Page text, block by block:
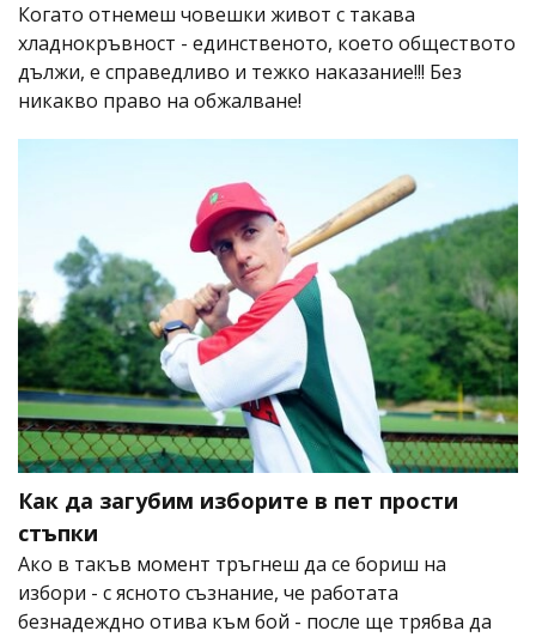
Когато отнемеш човешки живот с такава
хладнокръвност - единственото, което обществото
дължи, е справедливо и тежко наказание!!! Без
никакво право на обжалване!
Как да загубим изборите в пет прости
стъпки
Ако в такъв момент тръгнеш да се бориш на
избори - с ясното съзнание, че работата
безнадеждно отива към бой - после ще трябва да